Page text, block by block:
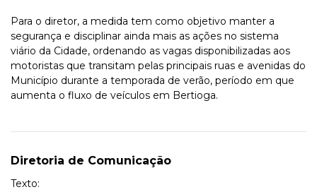
Para o diretor, a medida tem como objetivo manter a
segurança e disciplinar ainda mais as ações no sistema
viário da Cidade, ordenando as vagas disponibilizadas aos
motoristas que transitam pelas principais ruas e avenidas do
Município durante a temporada de verão, período em que
aumenta o fluxo de veículos em Bertioga.
Diretoria de Comunicação
Texto: